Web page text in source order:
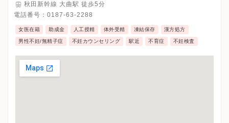
秋田新幹線 大曲駅 徒歩5分
電話番号： 0187-63-2288
女医在籍 助成金 人工授精 体外受精 凍結保存 漢方処方
男性不妊/無精子症 不妊カウンセリング 駅近 不育症 不妊検査